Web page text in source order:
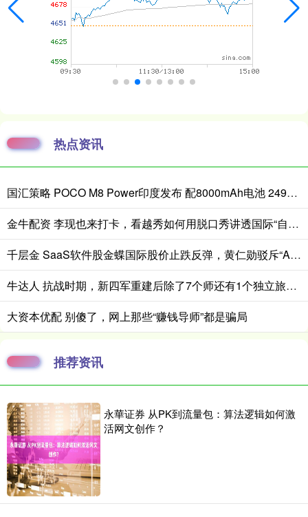
热点资讯
国汇策略 POCO M8 Power印度发布 配8000mAh电池 24999卢比起
金牛配资 李现也来打卡，看越秀如何用脱口秀讲透国际“自然城市”的生态故事
千层金 SaaS软件股金蝶国际股价止跌反弹，黄仁勋驳斥“AI替代软件论”
牛达人 抗战时期，新四军重建后除了7个师还有1个独立旅，旅长是谁？
大资本优配 别傻了，网上那些“赚钱导师”都是骗局
推荐资讯
永華证券 从PK到流量包：算法逻辑如何激
活网文创作？